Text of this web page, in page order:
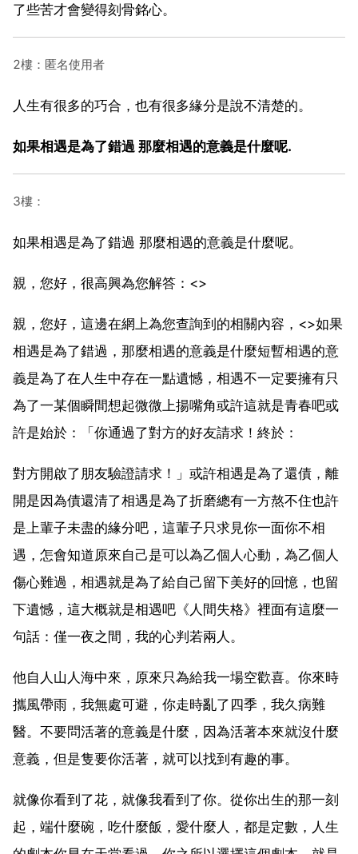
了些苦才會變得刻骨銘心。
2樓：匿名使用者
人生有很多的巧合，也有很多緣分是說不清楚的。
如果相遇是為了錯過 那麼相遇的意義是什麼呢.
3樓：
如果相遇是為了錯過 那麼相遇的意義是什麼呢。
親，您好，很高興為您解答：<>
親，您好，這邊在網上為您查詢到的相關內容，<>如果
相遇是為了錯過，那麼相遇的意義是什麼短暫相遇的意
義是為了在人生中存在一點遺憾，相遇不一定要擁有只
為了一某個瞬間想起微微上揚嘴角或許這就是青春吧或
許是始於：「你通過了對方的好友請求！終於：
對方開啟了朋友驗證請求！」或許相遇是為了還債，離
開是因為債還清了相遇是為了折磨總有一方熬不住也許
是上輩子未盡的緣分吧，這輩子只求見你一面你不相
遇，怎會知道原來自己是可以為乙個人心動，為乙個人
傷心難過，相遇就是為了給自己留下美好的回憶，也留
下遺憾，這大概就是相遇吧《人間失格》裡面有這麼一
句話：僅一夜之間，我的心判若兩人。
他自人山人海中來，原來只為給我一場空歡喜。你來時
攜風帶雨，我無處可避，你走時亂了四季，我久病難
醫。不要問活著的意義是什麼，因為活著本來就沒什麼
意義，但是隻要你活著，就可以找到有趣的事。
就像你看到了花，就像我看到了你。從你出生的那一刻
起，端什麼碗，吃什麼飯，愛什麼人，都是定數，人生